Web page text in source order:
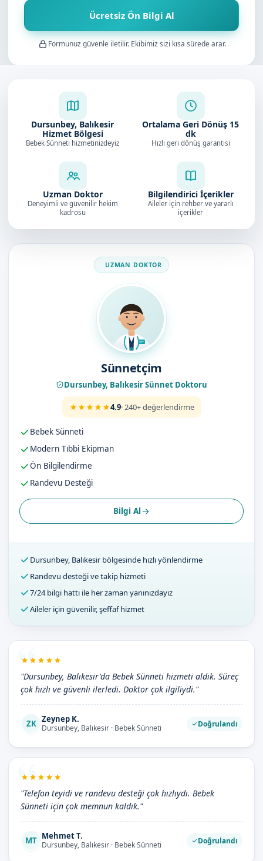
Ücretsiz Ön Bilgi Al
Formunuz güvenle iletilir. Ekibimiz sizi kısa sürede arar.
Dursunbey, Balıkesir
Hizmet Bölgesi
Bebek Sünneti hizmetinizdeyiz
Ortalama Geri Dönüş 15
dk
Hızlı geri dönüş garantisi
Uzman Doktor
Deneyimli ve güvenilir hekim
kadrosu
Bilgilendirici İçerikler
Aileler için rehber ve yararlı
içerikler
Doktorumuz
Sünnetçim
Dursunbey, Balıkesir Sünnet Doktoru
4.9· 240+ değerlendirme
Bebek Sünneti
Modern Tıbbi Ekipman
Ön Bilgilendirme
Randevu Desteği
Bilgi Al
Dursunbey, Balıkesir bölgesinde hızlı yönlendirme
Randevu desteği ve takip hizmeti
7/24 bilgi hattı ile her zaman yanınızdayız
Aileler için güvenilir, şeffaf hizmet
"Dursunbey, Balıkesir'da Bebek Sünneti hizmeti aldık. Süreç
çok hızlı ve güvenli ilerledi. Doktor çok ilgiliydi."
ZK Zeynep K.
Dursunbey, Balıkesir · Bebek Sünneti Doğrulandı
"Telefon teyidi ve randevu desteği çok hızlıydı. Bebek
Sünneti için çok memnun kaldık."
MT Mehmet T.
Dursunbey, Balıkesir · Bebek Sünneti Doğrulandı